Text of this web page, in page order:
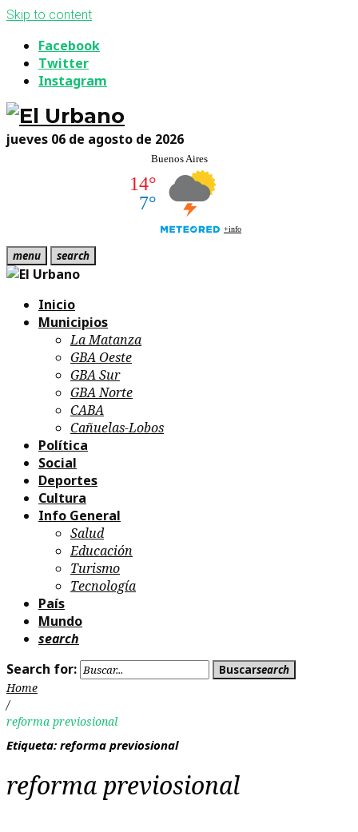
Skip to content
Facebook
Twitter
Instagram
jueves 06 de agosto de 2026
menu search
Inicio
Municipios
La Matanza
GBA Oeste
GBA Sur
GBA Norte
CABA
Cañuelas-Lobos
Política
Social
Deportes
Cultura
Info General
Salud
Educación
Turismo
Tecnología
País
Mundo
search
Search for:
Buscarsearch
Home
/
reforma previosional
Etiqueta: reforma previosional
reforma previosional